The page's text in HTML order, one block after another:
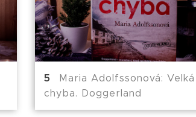
Maria Adolfssonová: Velká
chyba. Doggerland